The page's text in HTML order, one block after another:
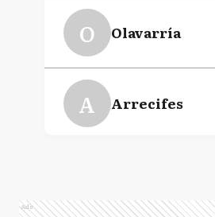
O Olavarría
A Arrecifes
Ads